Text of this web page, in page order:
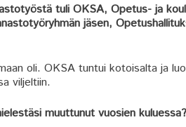
tuli OKSA, Opetus- ja
jäsen,
oli. OKSA tuntui kotoisalta ja
viljeltiin.
muuttunut vuosien kuluessa?